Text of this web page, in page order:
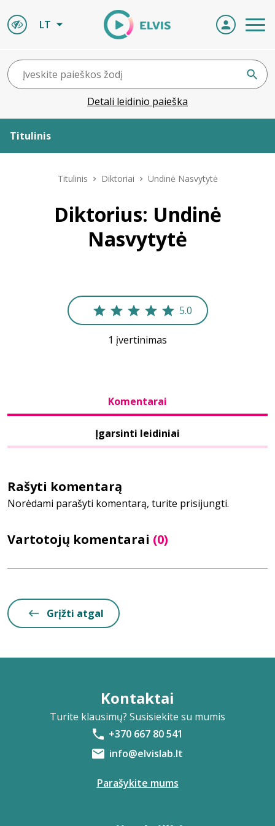
LT
Detali leidinio paieška
Titulinis
Bibliotekoms
info@elvislab.lt
Titulinis Diktoriai Undinė Nasvytytė
Diktorius: Undinė
Nasvytytė
5.0
1 įvertinimas
Komentarai
Įgarsinti leidiniai
Vartotojų komentarai (0)
Rašyti komentarą
Norėdami parašyti komentarą, turite prisijungti.
Grįžti atgal
Kontaktai
Turite klausimų? Susisiekite su mumis
+370 667 80 541
info@elvislab.lt
Parašykite mums